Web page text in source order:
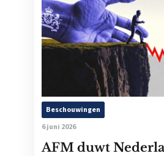
Beschouwingen
6 juni 2026
AFM duwt